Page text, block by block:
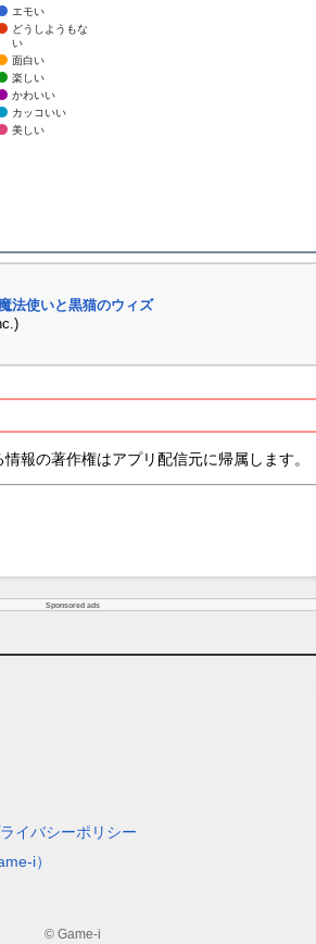
エモい
どうしようもな
い
面白い
楽しい
かわいい
カッコいい
美しい
法使いと黒猫のウィズ
報の著作権はアプリ配信元に帰属します。
Sponsored ads
イバシーポリシー
i）
© Game-i